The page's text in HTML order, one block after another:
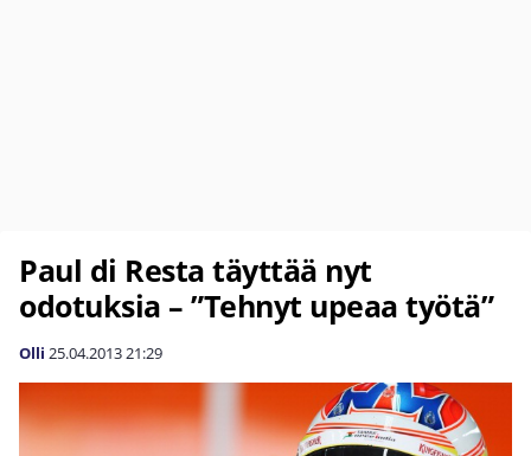
Paul di Resta täyttää nyt
odotuksia – ”Tehnyt upeaa työtä”
Olli 25.04.201321:29